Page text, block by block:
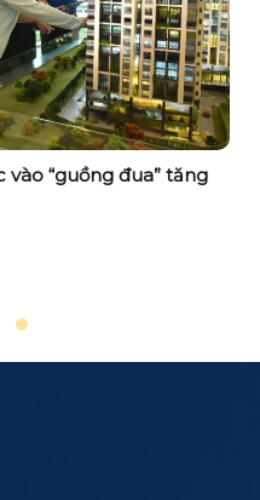
“guồng đua” tăng